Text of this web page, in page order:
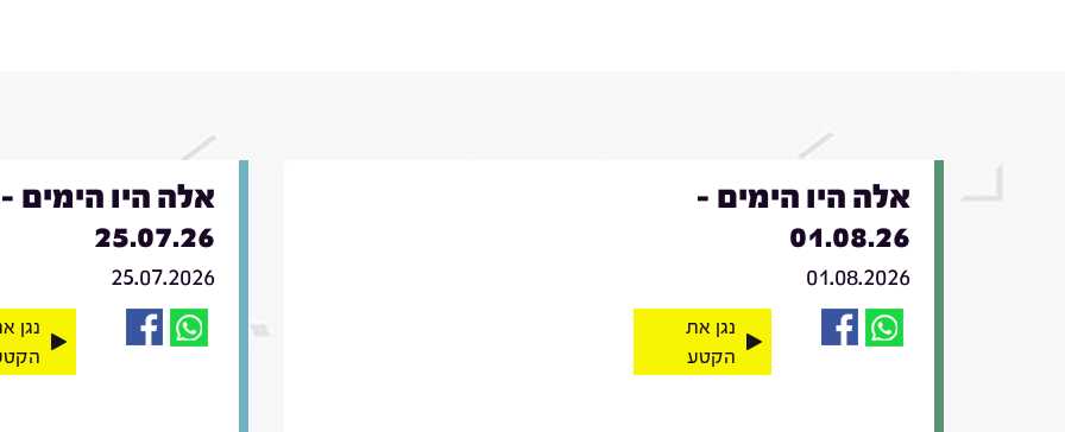
אלה היו הימים -
01.08.26
01.08.2026
נגן את
הקטע
אלה היו הימים -
25.07.26
25.07.2026
נגן